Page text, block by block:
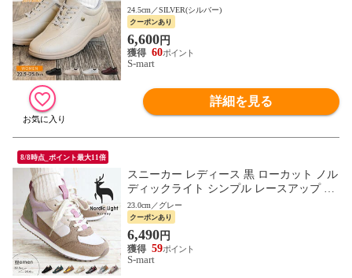
ージュ 白 ホワイト 1800 pure walker
24.5cm／SILVER(シルバー)
クーポンあり
6,600円
60
S-mart
詳細を見る
8/8時点_ポイント最大11倍
スニーカー レディース 黒 ローカット ノル
ディックライト シンプル レースアップ 北
欧 ブラック Nordic Light NL0040
23.0cm／グレー
クーポンあり
6,490円
59
S-mart